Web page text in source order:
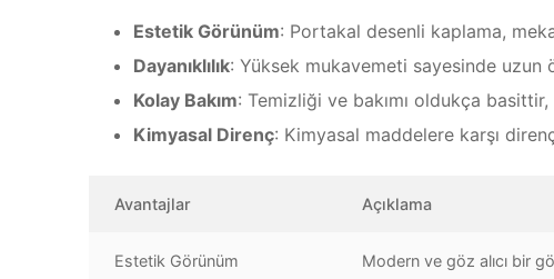
Estetik Görünüm: Portakal desenli kaplama,
Dayanıklılık: Yüksek mukavemeti sayesinde uzun
Kolay Bakım: Temizliği ve bakımı oldukça
Kimyasal Direnç: Kimyasal maddelere karşı
Avantajlar Açıklama
Estetik Görünüm Modern ve göz alıcı bir